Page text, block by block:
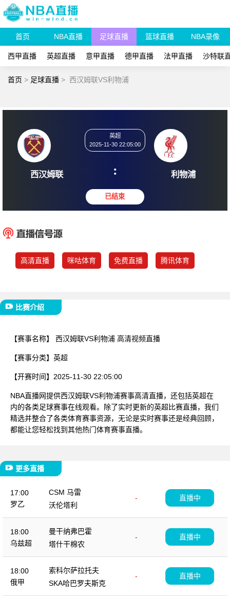
首页 NBA直播 足球直播 篮球直播 NBA录像
西甲直播 英超直播 意甲直播 德甲直播 法甲直播 沙特联
首页 > 足球直播 > 西汉姆联VS利物浦
西汉姆联
2025-11-30 22:05:00
: 利
高清直播 咪咕体育 免费直播 腾讯体育
比赛介绍
【赛事名称】 西汉姆联VS利物浦 高清视频直播
【赛事分类】 英超
【开赛时间】 2025-11-30 22:05:00
NBA直播网提供西汉姆联VS利物浦赛事高清直播，还包括英超在
内的各类足球赛事在线观看。除了实时更新的英超比赛直播，我们
精选并整合了各类体育赛事资源，无论是实时赛事还是经典回顾，
都能让您轻松找到其他热门体育赛事直播。
更多直播
17:00
罗乙
CSM 马雷
-
沃伦塔利
直播中
18:00
乌兹超
曼干纳弗巴霍
-
塔什干棉农
直播中
18:00
俄甲
索科尔萨拉托夫
-
SKA哈巴罗夫斯克
直播中